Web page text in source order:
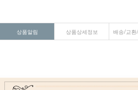
상품알림 상품상세정보 배송/교환